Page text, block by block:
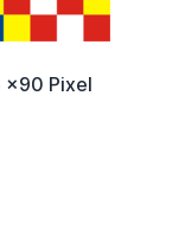
x90 Pixel